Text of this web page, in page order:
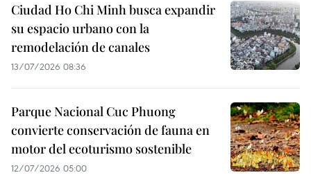
Ciudad Ho Chi Minh busca expandir
su espacio urbano con la
remodelación de canales
13/07/2026 08:36
Parque Nacional Cuc Phuong
convierte conservación de fauna en
motor del ecoturismo sostenible
12/07/2026 05:00